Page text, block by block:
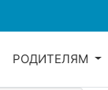
РОДИТЕЛЯМ